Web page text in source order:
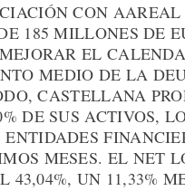
CON
185 MILLONES DE
EL
MEDIO DE LA
CASTELLANA
DE SUS ACTIVOS,
MESES. EL NET
UN 11,33%